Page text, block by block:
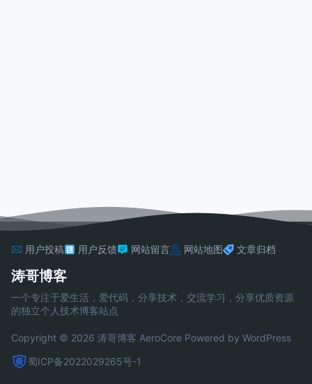
用户投稿 用户反馈 网站留言 网站地图 文章归档
涛哥博客
一个专注于爱生活，爱代码，分享技术，交流学习，分享优质资源
的独立个人技术博客站点
Copyright © 2026 涛哥博客 AeroCore Powered by WordPress
蜀ICP备2022029265号-1